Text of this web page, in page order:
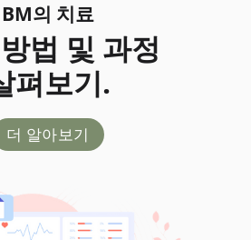
BM의 치료
법 및 과정
펴보기.
더 알아보기